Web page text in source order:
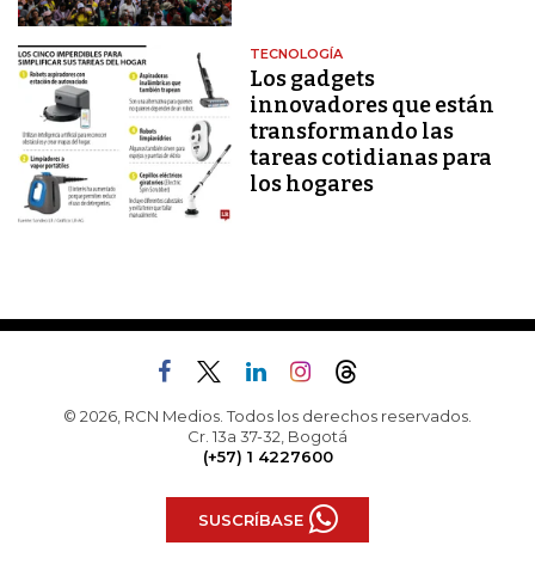
TECNOLOGÍA
Los gadgets
innovadores que están
transformando las
tareas cotidianas para
los hogares
© 2026, RCN Medios. Todos los derechos reservados.
Cr. 13a 37-32, Bogotá
(+57) 1 4227600
SUSCRÍBASE